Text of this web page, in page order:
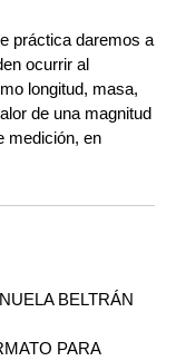
práctica daremos a
ocurrir al
longitud, masa,
de una magnitud
medición, en
BELTRÁN
PARA